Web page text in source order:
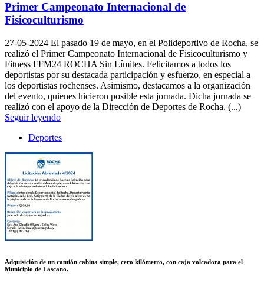
Primer Campeonato Internacional de
Fisicoculturismo
27-05-2024 El pasado 19 de mayo, en el Polideportivo de Rocha, se
realizó el Primer Campeonato Internacional de Fisicoculturismo y
Fitness FFM24 ROCHA Sin Límites. Felicitamos a todos los
deportistas por su destacada participación y esfuerzo, en especial a
los deportistas rochenses. Asimismo, destacamos a la organización
del evento, quienes hicieron posible esta jornada. Dicha jornada se
realizó con el apoyo de la Dirección de Deportes de Rocha. (...)
Seguir leyendo
Deportes
Adquisición de un camión cabina simple, cero kilómetro, con caja volcadora para el
Municipio de Lascano.